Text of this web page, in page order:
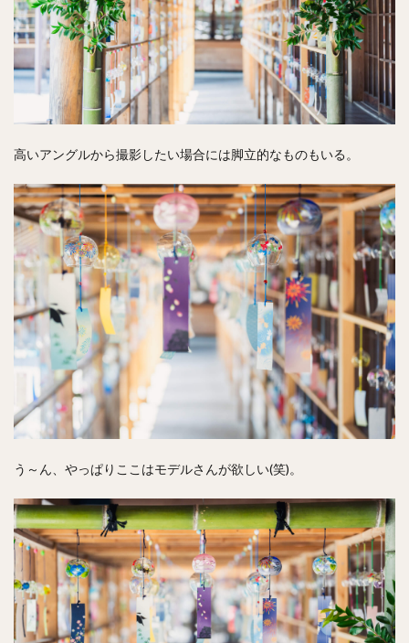
高いアングルから撮影したい場合には脚立的なものもいる。
う～ん、やっぱりここはモデルさんが欲しい(笑)。